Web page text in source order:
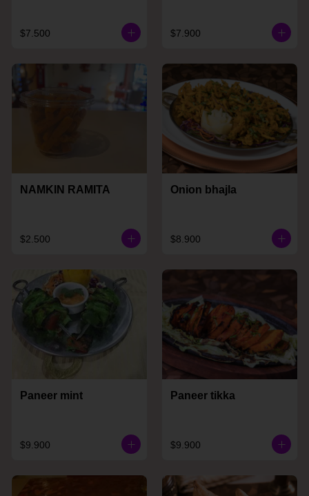
$7.500 $7.900
NAMKIN RAMITA
$2.500
Onion bhajla
$8.900
Paneer mint
$9.900
Paneer tikka
$9.900